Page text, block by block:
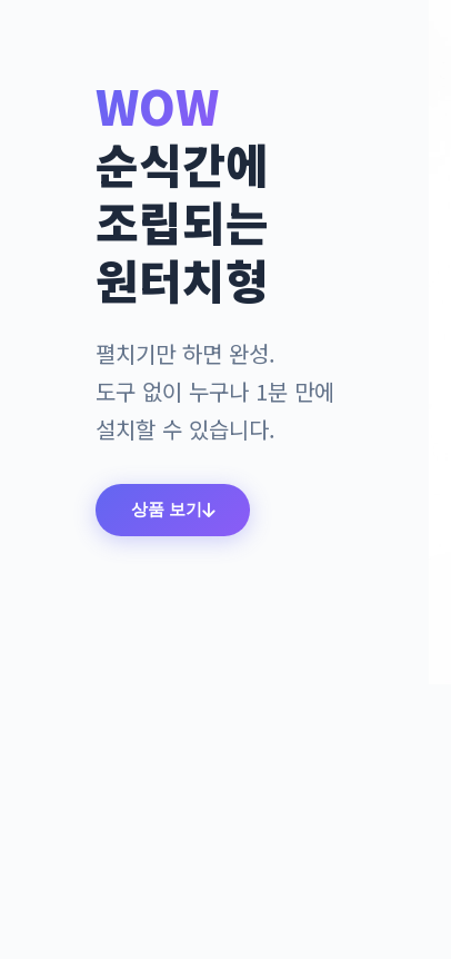
WOW
순식간에
조립되는
원터치형
펼치기만 하면 완성.
도구 없이 누구나 1분 만에
설치할 수 있습니다.
상품 보기